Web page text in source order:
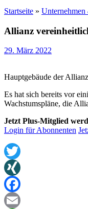
Startseite »
Allianz
29. März 2022
Hauptgebäude der
Es hat sich bereits vor
Wachstumspläne, die
Jetzt Plus-Mitglied
Login für Abonnenten
Twitter
XING
Facebook